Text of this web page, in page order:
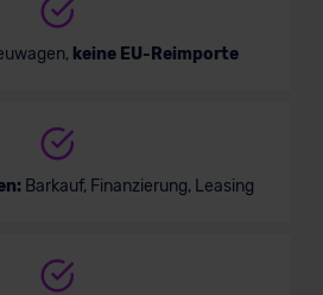
keine EU-Reimporte
Barkauf, Finanzierung, Leasing